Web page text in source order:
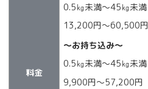
料金
0.5㎏未満～45㎏未満
13,200円～60,500円
～お持ち込み～
0.5㎏未満～45㎏未満
9,900円～57,200円